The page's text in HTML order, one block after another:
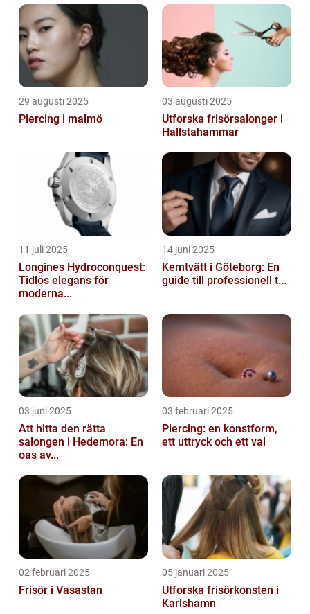
29 augusti 2025
Piercing i malmö
03 augusti 2025
Utforska frisörsalonger i
Hallstahammar
11 juli 2025
Longines Hydroconquest:
Tidlös elegans för
moderna...
14 juni 2025
Kemtvätt i Göteborg: En
guide till professionell t...
03 juni 2025
Att hitta den rätta
salongen i Hedemora: En
oas av...
03 februari 2025
Piercing: en konstform,
ett uttryck och ett val
02 februari 2025
Frisör i Vasastan
05 januari 2025
Utforska frisörkonsten i
Karlshamn